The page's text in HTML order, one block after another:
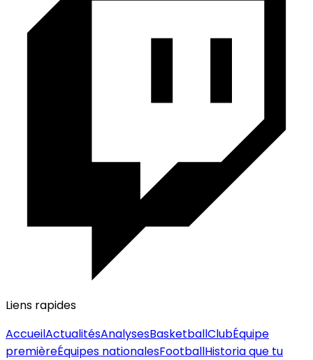
Liens rapides
AccueilActualitésAnalysesBasketballClubÉquipe
premièreÉquipes nationalesFootballHistoria que tu